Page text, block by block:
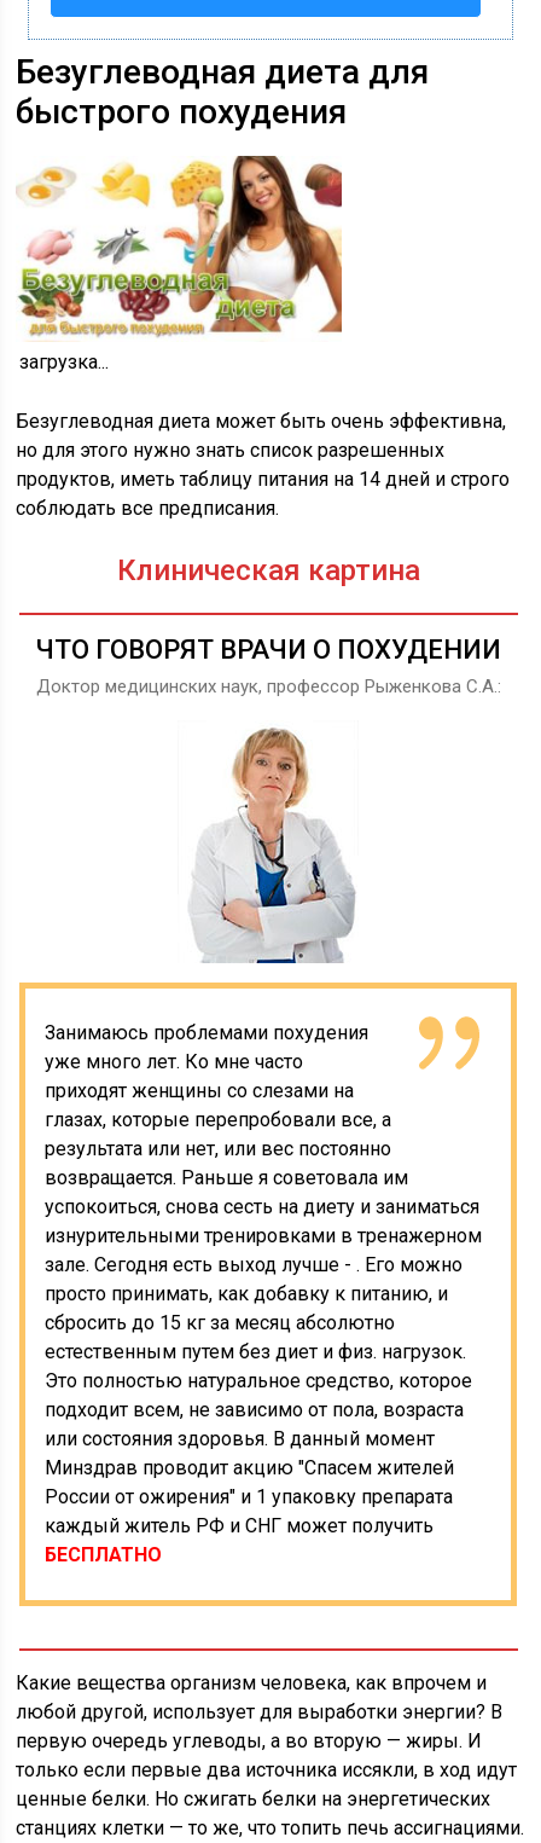
Безуглеводная диета для
быстрого похудения
загрузка...
Безуглеводная диета может быть очень эффективна,
но для этого нужно знать список разрешенных
продуктов, иметь таблицу питания на 14 дней и строго
соблюдать все предписания.
Клиническая картина
ЧТО ГОВОРЯТ ВРАЧИ О ПОХУДЕНИИ
Доктор медицинских наук, профессор Рыженкова С.А.:
Занимаюсь проблемами похудения
уже много лет. Ко мне часто
приходят женщины со слезами на
глазах, которые перепробовали все, а
результата или нет, или вес постоянно
возвращается. Раньше я советовала им
успокоиться, снова сесть на диету и заниматься
изнурительными тренировками в тренажерном
зале. Сегодня есть выход лучше - . Его можно
просто принимать, как добавку к питанию, и
сбросить до 15 кг за месяц абсолютно
естественным путем без диет и физ. нагрузок.
Это полностью натуральное средство, которое
подходит всем, не зависимо от пола, возраста
или состояния здоровья. В данный момент
Минздрав проводит акцию "Спасем жителей
России от ожирения" и 1 упаковку препарата
каждый житель РФ и СНГ может получить
БЕСПЛАТНО
Какие вещества организм человека, как впрочем и
любой другой, использует для выработки энергии? В
первую очередь углеводы, а во вторую — жиры. И
только если первые два источника иссякли, в ход идут
ценные белки. Но сжигать белки на энергетических
станциях клетки — то же, что топить печь ассигнациями.